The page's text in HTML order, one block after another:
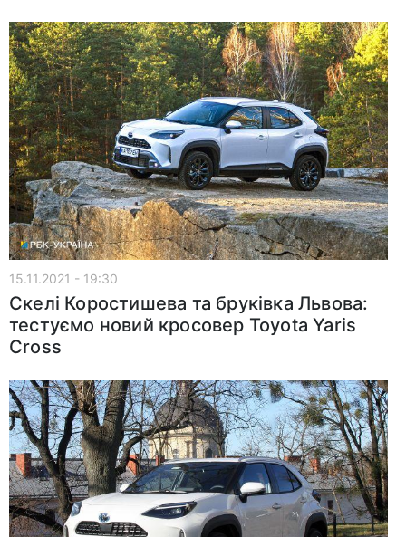
15.11.2021 - 19:30
Скелі Коростишева та бруківка Львова:
тестуємо новий кросовер Toyota Yaris
Cross